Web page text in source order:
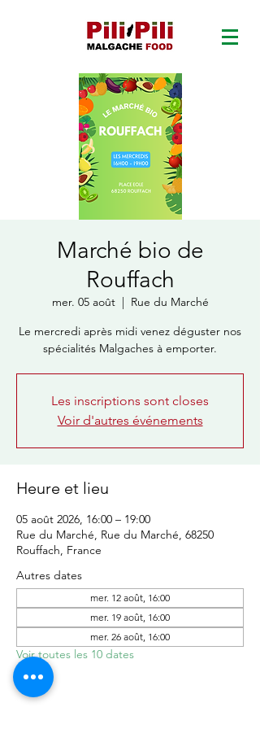
Marché bio de
Rouffach
mer. 05 août
  |
Rue du Marché
Le mercredi après midi venez déguster nos
spécialités Malgaches à emporter.
Les inscriptions sont closes
Voir d'autres événements
Heure et lieu
05 août 2026, 16:00 – 19:00
Rue du Marché, Rue du Marché, 68250
Rouffach, France
Autres dates
mer. 12 août, 16:00
mer. 19 août, 16:00
mer. 26 août, 16:00
Voir toutes les 10 dates